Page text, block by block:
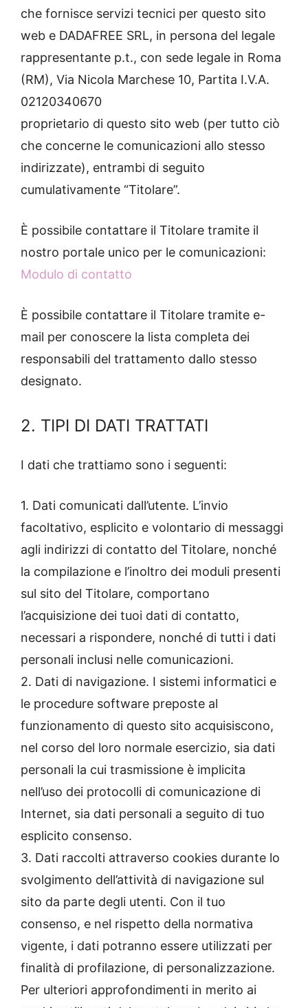
che fornisce servizi tecnici per questo sito
web e DADAFREE SRL, in persona del legale
rappresentante p.t., con sede legale in Roma
(RM), Via Nicola Marchese 10, Partita I.V.A.
02120340670
proprietario di questo sito web (per tutto ciò
che concerne le comunicazioni allo stesso
indirizzate), entrambi di seguito
cumulativamente “Titolare”.
È possibile contattare il Titolare tramite il
nostro portale unico per le comunicazioni:
Modulo di contatto
È possibile contattare il Titolare tramite e-
mail per conoscere la lista completa dei
responsabili del trattamento dallo stesso
designato.
2. TIPI DI DATI TRATTATI
I dati che trattiamo sono i seguenti:
1. Dati comunicati dall’utente. L’invio
facoltativo, esplicito e volontario di messaggi
agli indirizzi di contatto del Titolare, nonché
la compilazione e l’inoltro dei moduli presenti
sul sito del Titolare, comportano
l’acquisizione dei tuoi dati di contatto,
necessari a rispondere, nonché di tutti i dati
personali inclusi nelle comunicazioni.
2. Dati di navigazione. I sistemi informatici e
le procedure software preposte al
funzionamento di questo sito acquisiscono,
nel corso del loro normale esercizio, sia dati
personali la cui trasmissione è implicita
nell’uso dei protocolli di comunicazione di
Internet, sia dati personali a seguito di tuo
esplicito consenso.
3. Dati raccolti attraverso cookies durante lo
svolgimento dell’attività di navigazione sul
sito da parte degli utenti. Con il tuo
consenso, e nel rispetto della normativa
vigente, i dati potranno essere utilizzati per
finalità di profilazione, di personalizzazione.
Per ulteriori approfondimenti in merito ai